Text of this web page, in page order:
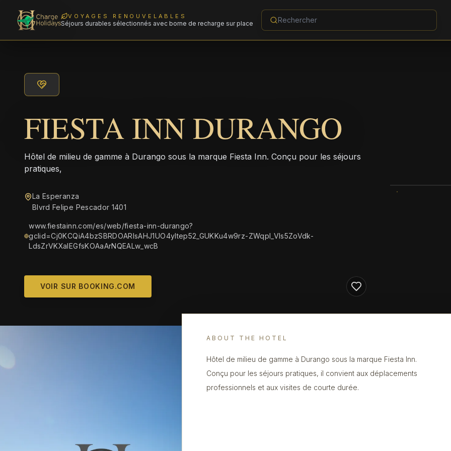
VOYAGES RENOUVELABLES
Séjours durables sélectionnés avec borne de recharge sur place
FIESTA INN DURANGO
Hôtel de milieu de gamme à Durango sous la marque Fiesta Inn. Conçu pour les séjours
pratiques,
La Esperanza
Blvrd Felipe Pescador 1401
www.fiestainn.com/es/web/fiesta-inn-durango?
gclid=Cj0KCQiA4bzSBRDOARIsAHJ1UO4yltep52_GUKKu4w9rz-ZWqpl_Vls5ZoVdk-
LdsZrVKXaIEGfsKOAaArNQEALw_wcB
VOIR SUR BOOKING.COM
ABOUT THE HOTEL
Hôtel de milieu de gamme à Durango sous la marque Fiesta Inn.
Conçu pour les séjours pratiques, il convient aux déplacements
professionnels et aux visites de courte durée.